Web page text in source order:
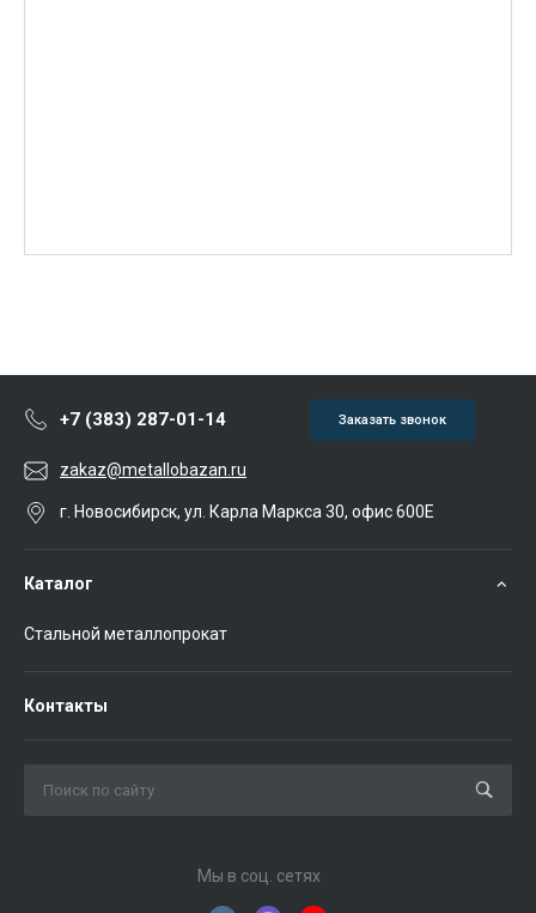
+7 (383) 287-01-14 Заказать звонок
zakaz@metallobazan.ru
г. Новосибирск, ул. Карла Маркса 30, офис 600Е
Каталог
Стальной металлопрокат
Контакты
Мы в соц. сетях